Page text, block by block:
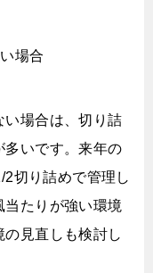
場合
い場合は、切り詰
多いです。来年の
切り詰めで管理し
たりが強い環境
の見直しも検討し